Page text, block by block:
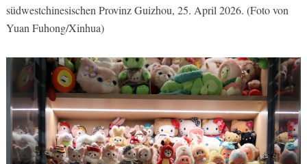
südwestchinesischen Provinz Guizhou, 25. April 2026. (Foto von
Yuan Fuhong/Xinhua)